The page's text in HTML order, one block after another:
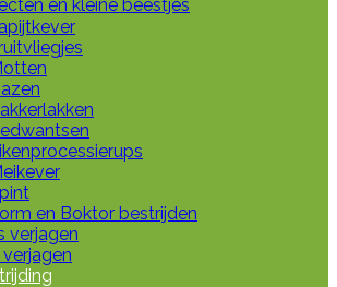
en kleine beestjes
en Boktor bestrijden
verjagen